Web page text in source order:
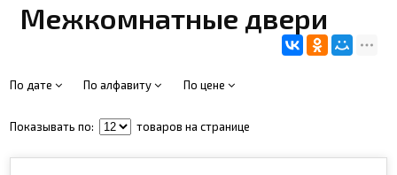
Межкомнатные двери
По дате По алфавиту По цене
Показывать по: товаров на странице